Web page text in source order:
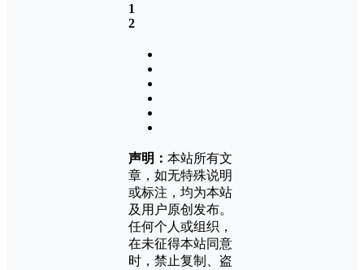
1
2
声明： 本站所有文
章，如无特殊说明
或标注，均为本站
及用户原创发布。
任何个人或组织，
在未征得本站同意
时，禁止复制、盗